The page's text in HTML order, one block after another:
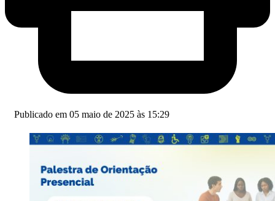
Publicado em 05 maio de 2025 às 15:29